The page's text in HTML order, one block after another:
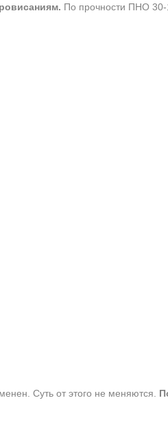
По прочности ПНО 30-
Суть от этого не меняются.